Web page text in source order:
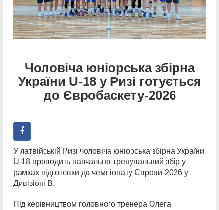
Чоловіча юніорська збірна
України U-18 у Ризі готується
до Євробаскету-2026
У латвійській Ризі чоловіча юніорська збірна України
U-18 проводить навчально-тренувальний збір у
рамках підготовки до чемпіонату Європи-2026 у
Дивізіоні В.
Під керівництвом головного тренера Олега